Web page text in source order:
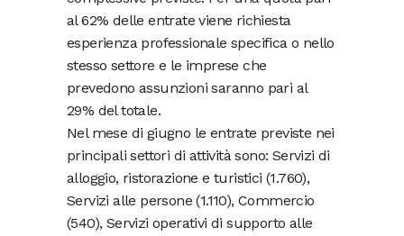
al 62% delle entrate viene richiesta
esperienza professionale specifica o nello
stesso settore e le imprese che
prevedono assunzioni saranno pari al
29% del totale.
Nel mese di giugno le entrate previste nei
principali settori di attività sono: Servizi di
alloggio, ristorazione e turistici (1.760),
Servizi alle persone (1.110), Commercio
(540), Servizi operativi di supporto alle